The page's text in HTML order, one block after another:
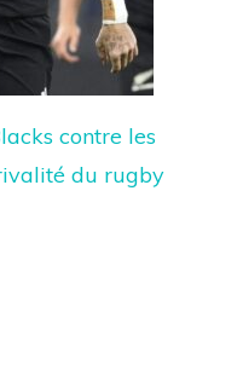
contre les
du rugby